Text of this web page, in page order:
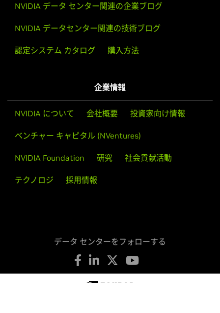
自動運転鉄道網の構築
送するための自律型鉄道ネットワークと列車を構築して
デモを見る
NVIDIA データ センター関連の企業ブログ
NVIDIA データセンター関連の技術ブログ
認定システム カタログ 購入方法
企業情報
NVIDIA について 会社概要 投資家向け情報
ベンチャー キャピタル (NVentures)
NVIDIA Foundation 研究 社会貢献活動
テクノロジ 採用情報
データ センターをフォローする